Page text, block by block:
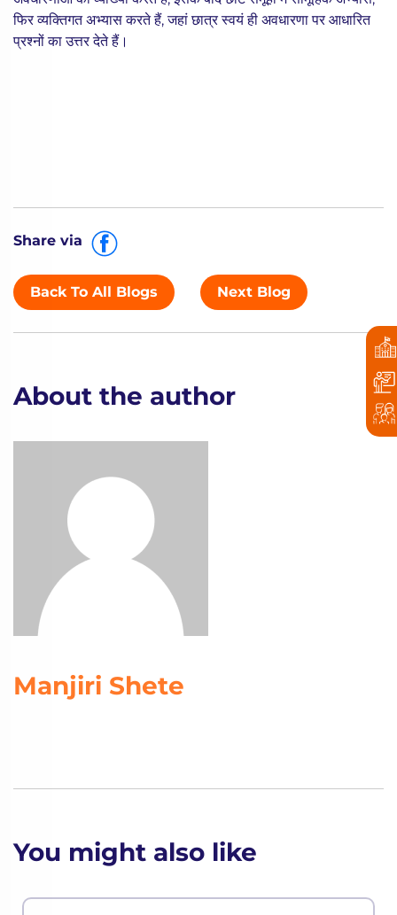
फिर व्यक्तिगत अभ्यास करते हैं, जहां छात्र स्वयं ही अवधारणा पर आधारित
प्रश्नों का उत्तर देते हैं।
Share via
Back To All Blogs Next Blog
About the author
Manjiri Shete
You might also like